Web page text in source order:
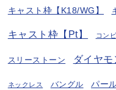
キャスト枠【K18/WG】
キャスト枠【Pt】 コン
スリーストーン ダイヤモ
ネックレス バングル パー